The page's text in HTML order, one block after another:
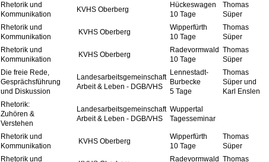
Rhetorik und
Kommunikation
KVHS Oberberg
Hückeswagen
10 Tage
Thomas
Süper
Rhetorik und
Kommunikation
KVHS Oberberg
Wipperfürth
10 Tage
Thomas
Süper
Rhetorik und
Kommunikation
KVHS Oberberg
Radevormwald
10 Tage
Thomas
Süper
Die freie Rede,
Gesprächsführung
und Diskussion
Landesarbeitsgemeinschaft
Arbeit & Leben - DGB/VHS
Lennestadt-
Burbecke
5 Tage
Thomas
Süper und
Karl Enslen
Rhetorik:
Zuhören &
Verstehen
Landesarbeitsgemeinschaft
Arbeit & Leben - DGB/VHS
Wuppertal
Tagesseminar
Rhetorik und
Kommunikation
KVHS Oberberg
Wipperfürth
10 Tage
Thomas
Süper
Rhetorik und
Radevormwald Thomas